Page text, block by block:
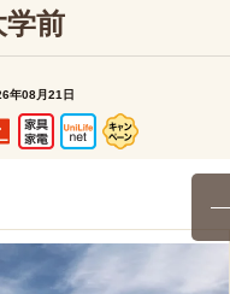
前
年08月21日